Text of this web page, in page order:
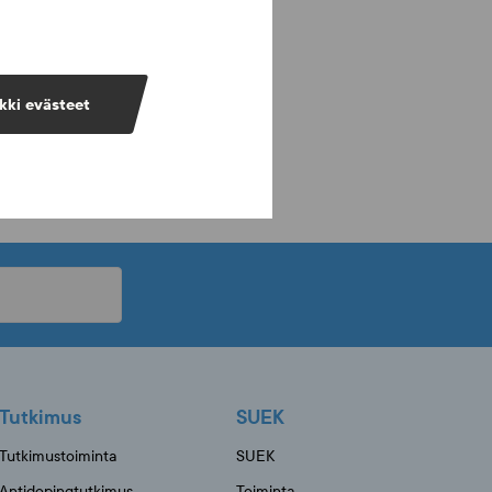
evästeet
Tutkimus
Tutkimustoiminta
SUEK
SUEK